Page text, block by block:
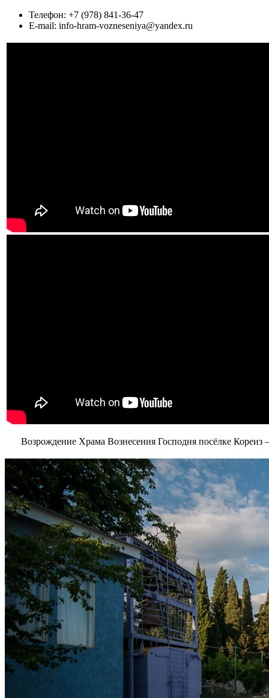
Телефон: +7 (978) 841-36-47
E-mail: info-hram-vozneseniya@yandex.ru
Возрождение Храма Вознесения Господня посёлке